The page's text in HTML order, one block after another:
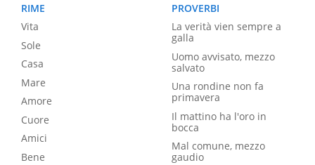
RIME
Vita
Sole
Casa
Mare
Amore
Cuore
Amici
Bene
PROVERBI
La verità vien sempre a
galla
Uomo avvisato, mezzo
salvato
Una rondine non fa
primavera
Il mattino ha l'oro in
bocca
Mal comune, mezzo
gaudio